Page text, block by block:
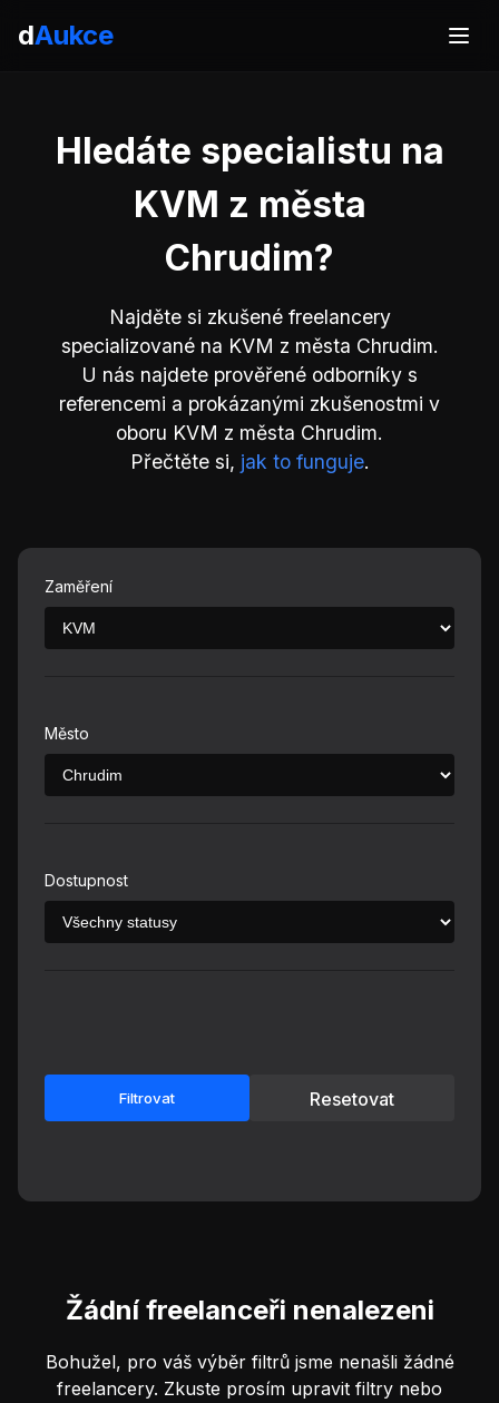
dAukce
Hledáte specialistu na
KVM z města
Chrudim?
Najděte si zkušené freelancery
specializované na KVM z města Chrudim.
U nás najdete prověřené odborníky s
referencemi a prokázanými zkušenostmi v
oboru KVM z města Chrudim.
Přečtěte si, jak to funguje.
Zaměření
Město
Dostupnost
Filtrovat Resetovat
Žádní freelanceři nenalezeni
Bohužel, pro váš výběr filtrů jsme nenašli žádné
freelancery. Zkuste prosím upravit filtry nebo